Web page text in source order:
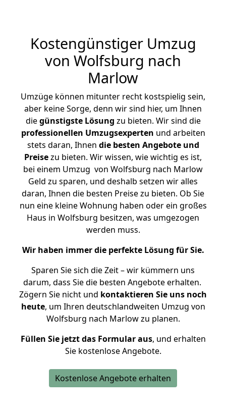
Kostengünstiger Umzug
von Wolfsburg nach
Marlow
Umzüge können mitunter recht kostspielig sein,
aber keine Sorge, denn wir sind hier, um Ihnen
diegünstigste Lösung zu bieten. Wir sind die
professionellen Umzugsexperten und arbeiten
stets daran, Ihnen die besten Angebote und
Preisezu bieten. Wir wissen, wie wichtig es ist,
bei einem Umzug von Wolfsburg nach Marlow
Geld zu sparen, und deshalb setzen wir alles
daran, Ihnen die besten Preise zu bieten. Ob Sie
nun eine kleine Wohnung haben oder ein großes
Haus in Wolfsburg besitzen, was umgezogen
werden muss.
Wir haben immer die perfekte Lösung für Sie.
Sparen Sie sich die Zeit – wir kümmern uns
darum, dass Sie die besten Angebote erhalten.
Zögern Sie nicht und kontaktieren Sie uns noch
heute, um Ihren deutschlandweiten Umzug von
Wolfsburg nach Marlow zu planen.
Füllen Sie jetzt das Formular aus, und erhalten
Sie kostenlose Angebote.
Kostenlose Angebote erhalten